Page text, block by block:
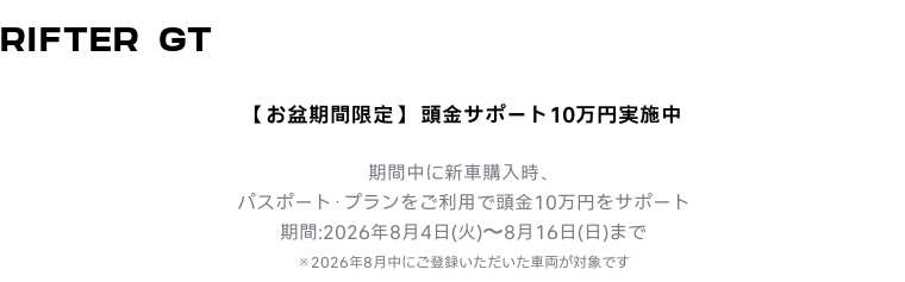
RIFTER GT
【お盆期間限定】 頭金サポート10万円実施中
期間中に新車購入時、
パスポート·プランをご利用で頭金10万円をサポート
期間:2026年8月4日(火)〜8月16日(日)まで
※2026年8月中にご登録いただいた車両が対象です